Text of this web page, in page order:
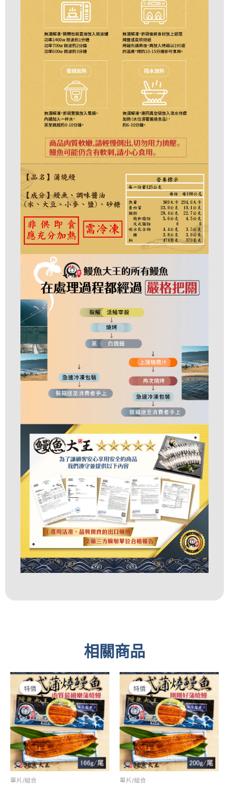
相關商品
特價
特價
單片/組合
原
始
價
格：
NT$330。
目
前
價
格：
NT$210。
特價
特價
單片/組合
原
始
價
格：
NT$380。
目
前
價
格：